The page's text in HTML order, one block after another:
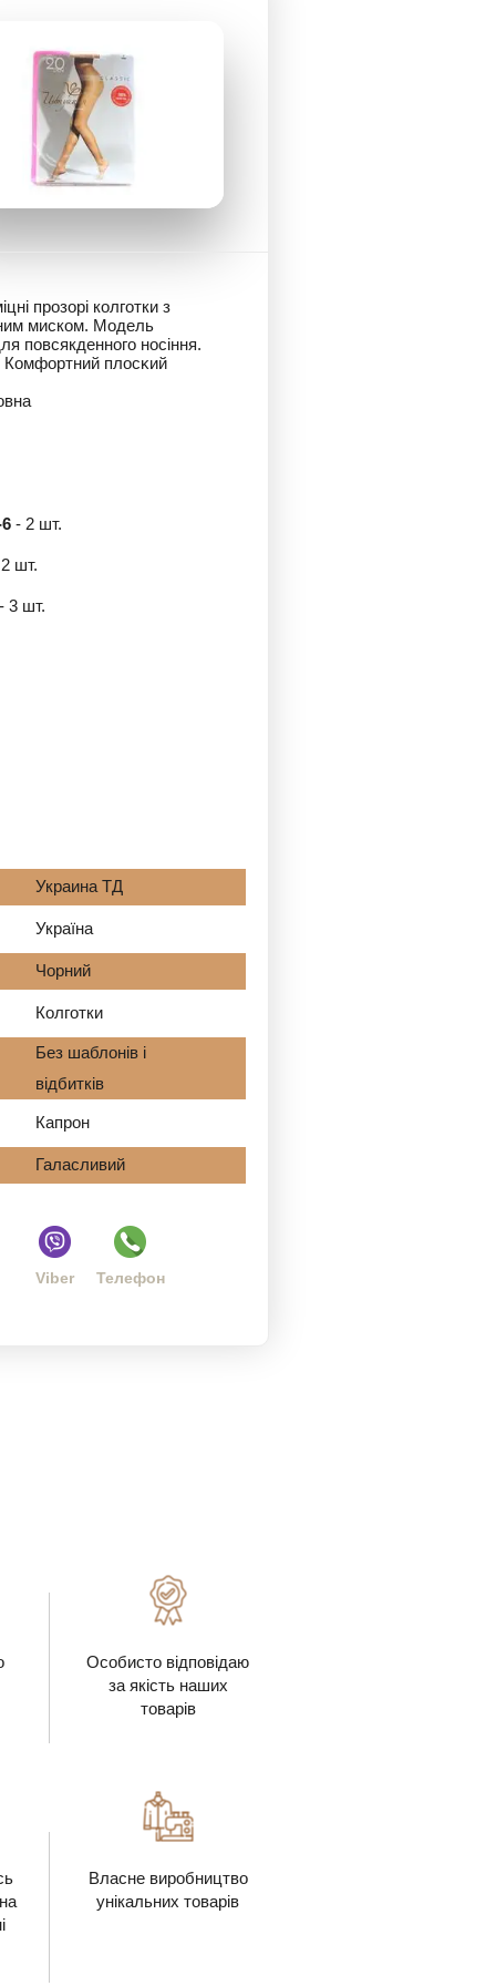
прозорі колготки з
миском. Модель
повсякденного носіння.
Комфортний плocĸий
- 2 шт.
шт.
3 шт.
Украина ТД
Україна
Чорний
Колготки
Без шаблонів і
відбитків
Капрон
Галасливий
Viber Телефон
Особисто відповідаю
за якість наших
товарів
Власне виробництво
унікальних товарів